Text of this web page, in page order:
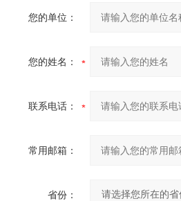
您的单位：
您的姓名：
联系电话：
常用邮箱：
省份：